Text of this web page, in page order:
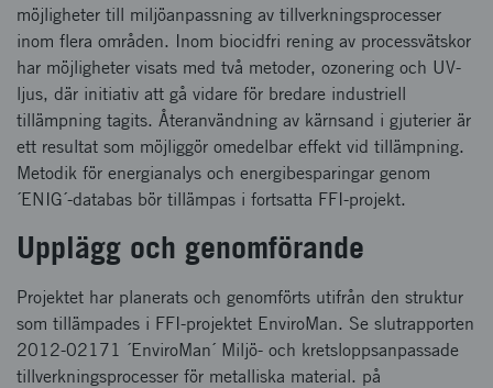
möjligheter till miljöanpassning av tillverkningsprocesser
inom flera områden. Inom biocidfri rening av processvätskor
har möjligheter visats med två metoder, ozonering och UV-
ljus, där initiativ att gå vidare för bredare industriell
tillämpning tagits. Återanvändning av kärnsand i gjuterier är
ett resultat som möjliggör omedelbar effekt vid tillämpning.
Metodik för energianalys och energibesparingar genom
´ENIG´-databas bör tillämpas i fortsatta FFI-projekt.
Upplägg och genomförande
Projektet har planerats och genomförts utifrån den struktur
som tillämpades i FFI-projektet EnviroMan. Se slutrapporten
2012-02171 ´EnviroMan´ Miljö- och kretsloppsanpassade
tillverkningsprocesser för metalliska material. på